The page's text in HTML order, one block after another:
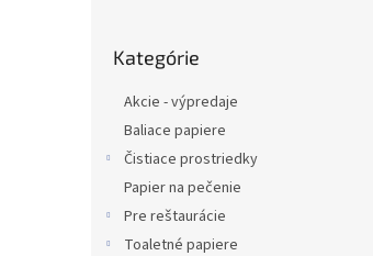
kategórie
Kategórie
Akcie - výpredaje
Baliace papiere
Čistiace prostriedky
Papier na pečenie
Pre reštaurácie
Toaletné papiere